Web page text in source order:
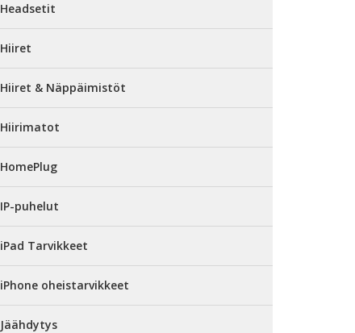
Headsetit
Hiiret
Hiiret & Näppäimistöt
Hiirimatot
HomePlug
IP-puhelut
iPad Tarvikkeet
iPhone oheistarvikkeet
Jäähdytys